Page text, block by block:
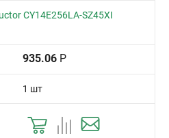
CY14E256LA-SZ45XI
935.06 Р
1 шт